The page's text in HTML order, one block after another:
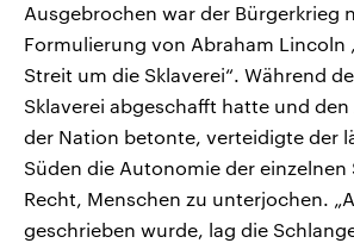
Ausgebrochen war der Bürgerkrieg
Formulierung von Abraham Lincoln
Streit um die Sklaverei“. Während
Sklaverei abgeschafft hatte und
der Nation betonte, verteidigte der
Süden die Autonomie der einzelnen
Recht, Menschen zu unterjochen.
geschrieben wurde, lag die